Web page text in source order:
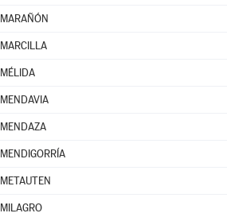
MARAÑÓN
MARCILLA
MÉLIDA
MENDAVIA
MENDAZA
MENDIGORRÍA
METAUTEN
MILAGRO